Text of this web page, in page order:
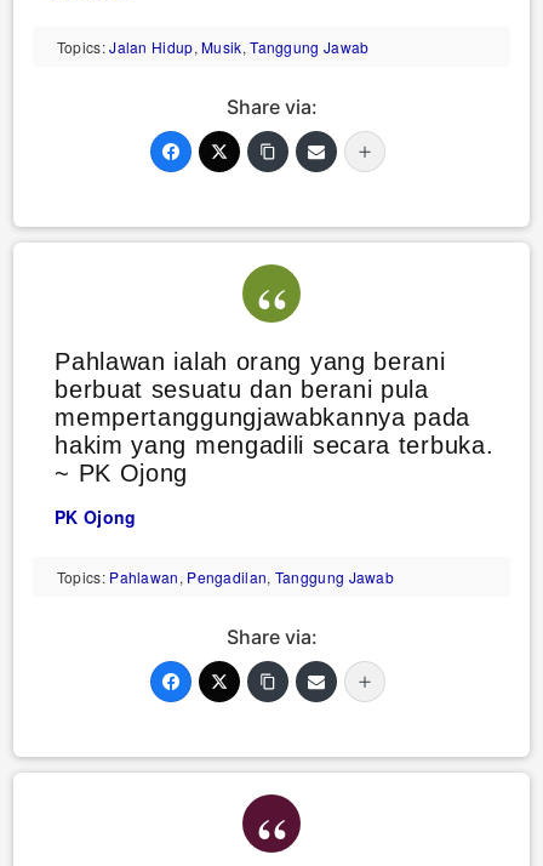
Topics:Jalan Hidup,Musik,Tanggung Jawab
Share via:
Pahlawan ialah orang yang berani
berbuat sesuatu dan berani pula
mempertanggungjawabkannya pada
hakim yang mengadili secara terbuka.
~ PK Ojong
PK Ojong
Topics: Pahlawan, Pengadilan, Tanggung Jawab
Share via: